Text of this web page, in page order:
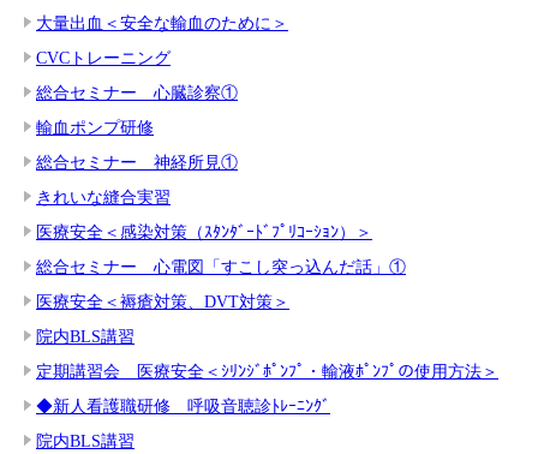
大量出血＜安全な輸血のために＞
CVCトレーニング
総合セミナー 心臓診察①
輸血ポンプ研修
総合セミナー 神経所見①
きれいな縫合実習
医療安全＜感染対策（ｽﾀﾝﾀﾞｰﾄﾞﾌﾟﾘｺｰｼｮﾝ）＞
総合セミナー 心電図「すこし突っ込んだ話」①
医療安全＜褥瘡対策、DVT対策＞
院内BLS講習
定期講習会 医療安全＜ｼﾘﾝｼﾞﾎﾟﾝﾌﾟ・輸液ﾎﾟﾝﾌﾟの使用方法＞
◆新人看護職研修 呼吸音聴診ﾄﾚｰﾆﾝｸﾞ
院内BLS講習